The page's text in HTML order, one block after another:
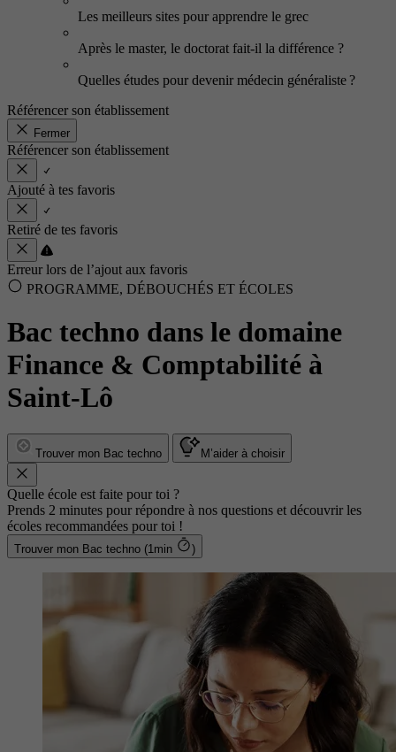
Les meilleurs sites pour apprendre le grec
Après le master, le doctorat fait-il la différence ?
Quelles études pour devenir médecin généraliste ?
Référencer son établissement
Fermer
Référencer son établissement
Ajouté à tes favoris
Retiré de tes favoris
Erreur lors de l’ajout aux favoris
PROGRAMME, DÉBOUCHÉS ET ÉCOLES
Bac techno dans le domaine
Finance & Comptabilité à
Saint-Lô
Trouver mon Bac techno M’aider à choisir
Quelle école est faite pour toi ?
Prends 2 minutes pour répondre à nos questions et découvrir les
écoles recommandées pour toi !
Trouver mon Bac techno (1min )